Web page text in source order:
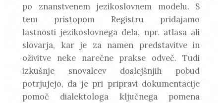
po znanstvenem jezikoslovnem modelu. S
tem pristopom Registru pridajamo
lastnosti jezikoslovnega dela, npr. atlasa ali
slovarja, kar je za namen predstavitve in
oživitve neke narečne prakse odveč. Tudi
izkušnje snovalcev doslejšnjih pobud
potrjujejo, da je pri pripravi dokumentacije
pomoč dialektologa ključnega pomena